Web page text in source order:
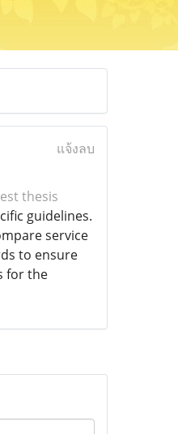
แจ้งลบ
thesis
guidelines.
service
to ensure
for the